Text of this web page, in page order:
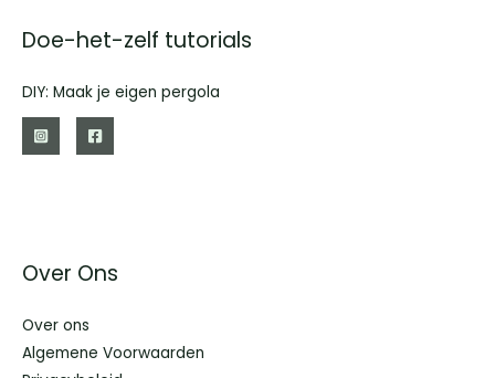
Doe-het-zelf tutorials
DIY: Maak je eigen pergola
Over Ons
Over ons
Algemene Voorwaarden